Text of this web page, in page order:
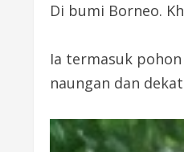
Di bumi Borneo.
Ia termasuk
naungan dan